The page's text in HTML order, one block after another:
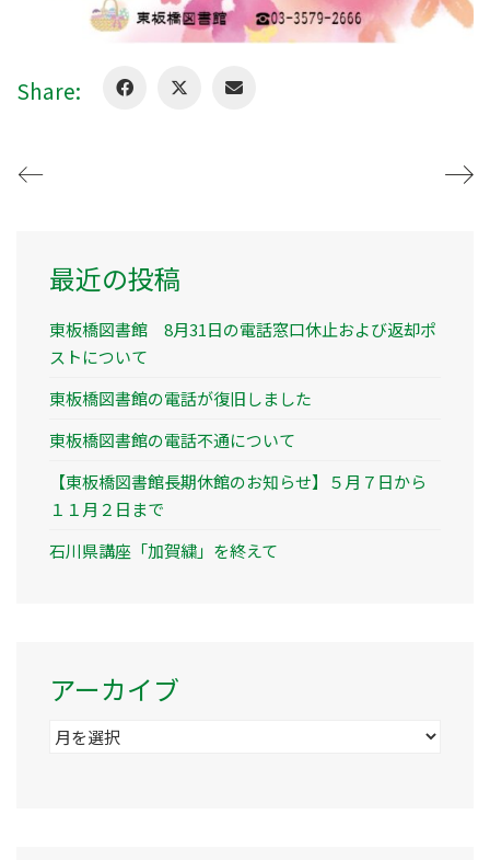
Share:
最近の投稿
東板橋図書館 8月31日の電話窓口休止および返却ポ
ストについて
東板橋図書館の電話が復旧しました
東板橋図書館の電話不通について
【東板橋図書館長期休館のお知らせ】５月７日から
１１月２日まで
石川県講座「加賀繍」を終えて
アーカイブ
ア